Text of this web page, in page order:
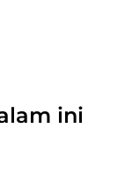
ini